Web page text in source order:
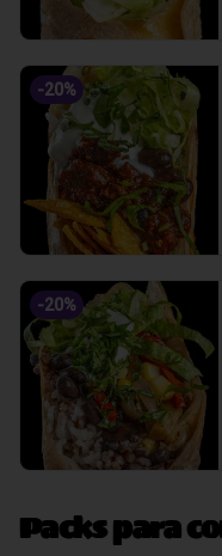
-20%
-20%
Packs para